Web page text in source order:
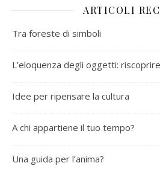
ARTICOLI
Tra foreste di simboli
L’eloquenza degli oggetti:
Idee per ripensare la cultura
A chi appartiene il tuo tempo?
Una guida per l’anima?